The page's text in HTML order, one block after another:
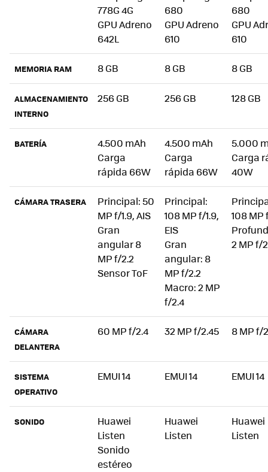
778G 4G
GPU Adreno
642L
680
GPU Adreno
610
680
GPU
610
MEMORIA RAM 8 GB 8 GB 8 GB
ALMACENAMIENTO
INTERNO
256 GB 256 GB 128 GB
BATERÍA
4.500 mAh
Carga
rápida 66W
4.500 mAh
Carga
rápida 66W
5.000
Carga
40W
CÁMARA TRASERA
Principal: 50
MP f/1.9, AIS
Gran
angular 8
MP f/2.2
Sensor ToF
Principal:
108 MP f/1.9,
EIS
Gran
angular: 8
MP f/2.2
Macro: 2 MP
f/2.4
108 MP
2 MP f/
CÁMARA
DELANTERA
60 MP f/2.4 32 MP f/2.45 8 MP f/
SISTEMA
OPERATIVO
EMUI 14 EMUI 14 EMUI 14
SONIDO
Huawei
Listen
Sonido
estéreo
Huawei
Listen
Huawei
Listen